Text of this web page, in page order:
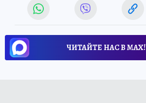
ЧИТАЙТЕ НАС В МАХ!